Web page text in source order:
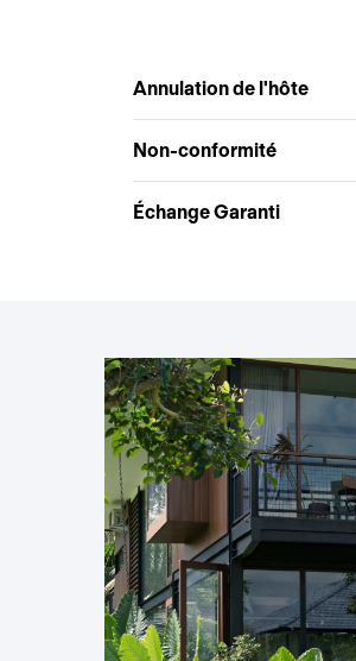
Annulation de l'hôte
Non-conformité
Échange Garanti